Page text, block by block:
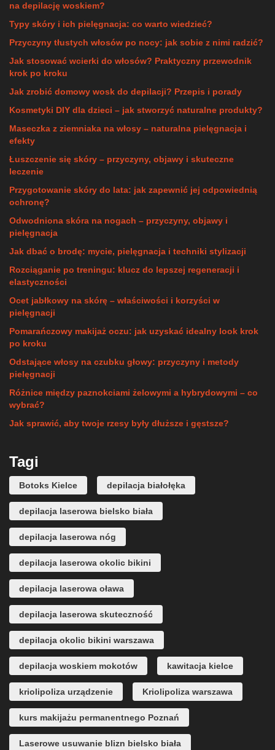
na depilację woskiem?
Typy skóry i ich pielęgnacja: co warto wiedzieć?
Przyczyny tłustych włosów po nocy: jak sobie z nimi radzić?
Jak stosować wcierki do włosów? Praktyczny przewodnik
krok po kroku
Jak zrobić domowy wosk do depilacji? Przepis i porady
Kosmetyki DIY dla dzieci – jak stworzyć naturalne produkty?
Maseczka z ziemniaka na włosy – naturalna pielęgnacja i
efekty
Łuszczenie się skóry – przyczyny, objawy i skuteczne
leczenie
Przygotowanie skóry do lata: jak zapewnić jej odpowiednią
ochronę?
Odwodniona skóra na nogach – przyczyny, objawy i
pielęgnacja
Jak dbać o brodę: mycie, pielęgnacja i techniki stylizacji
Rozciąganie po treningu: klucz do lepszej regeneracji i
elastyczności
Ocet jabłkowy na skórę – właściwości i korzyści w
pielęgnacji
Pomarańczowy makijaż oczu: jak uzyskać idealny look krok
po kroku
Odstające włosy na czubku głowy: przyczyny i metody
pielęgnacji
Różnice między paznokciami żelowymi a hybrydowymi – co
wybrać?
Jak sprawić, aby twoje rzesy były dłuższe i gęstsze?
Tagi
Botoks Kielce depilacja białołęka
depilacja laserowa bielsko biała
depilacja laserowa nóg
depilacja laserowa okolic bikini
depilacja laserowa oława
depilacja laserowa skuteczność
depilacja okolic bikini warszawa
depilacja woskiem mokotów kawitacja kielce
kriolipoliza urządzenie Kriolipoliza warszawa
kurs makijażu permanentnego Poznań
Laserowe usuwanie blizn bielsko biała